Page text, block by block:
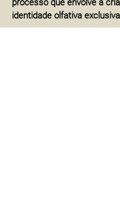
processo que envolve a
identidade olfativa